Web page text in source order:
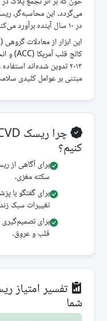
می‌گردد. این محاسبه‌گر،
در ۱۰ سال آینده برآورد می‌کند.
۲۰۱۳ تدوین شده‌اند
مبتنی بر عوامل کلیدی
کنیم؟
برای آگاهی از
سکته مغزی.
برای گفتگو با
تغییرات سبک
برای تصمیم‌گیری
قلب و عروق.
شما